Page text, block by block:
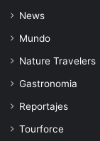
News
Mundo
Nature Travelers
Gastronomia
Reportajes
Tourforce